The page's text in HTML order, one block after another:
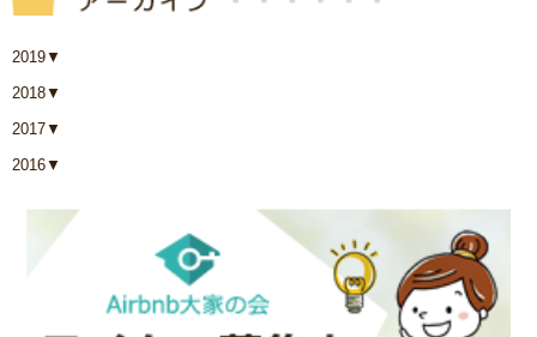
2019▼
2018▼
2017▼
2016▼